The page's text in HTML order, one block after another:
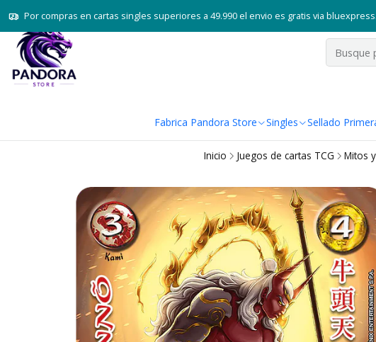
Fabrica Pandora Store Singles Sellado
Por compras en cartas singles superiores a 49.990 el envio es gratis via bluexpress.
Inicio Juegos de cartas TCG Mitos